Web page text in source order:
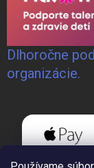
Dlhoročne
organizácie.